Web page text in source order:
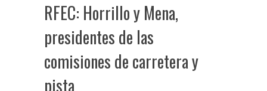
RFEC: Horrillo y Mena,
presidentes de las
comisiones de carretera y
pista